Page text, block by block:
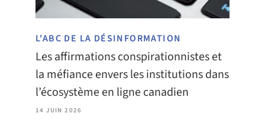
L'ABC DE LA DÉSINFORMATION
Les affirmations conspirationnistes et
la méfiance envers les institutions dans
l’écosystème en ligne canadien
14 JUIN 2026